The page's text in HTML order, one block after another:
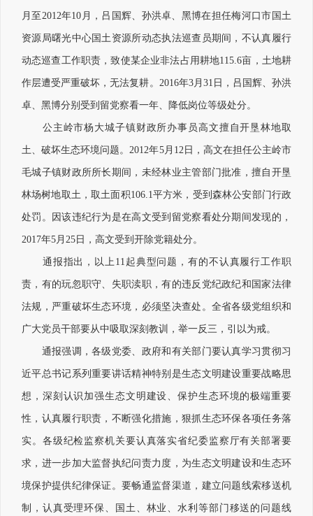
月至2012年10月，吕国辉、孙洪卓、黑博在担任梅河口市国土
资源局曙光中心国土资源所动态执法巡查员期间，不认真履行
动态巡查工作职责，致使某企业非法占用耕地115.6亩，土地耕
作层遭受严重破坏，无法复耕。2016年3月31日，吕国辉、孙洪
卓、黑博分别受到留党察看一年、降低岗位等级处分。
公主岭市杨大城子镇财政所办事员高文擅自开垦林地取
土、破坏生态环境问题。2012年5月12日，高文在担任公主岭市
毛城子镇财政所所长期间，未经林业主管部门批准，擅自开垦
林场树地取土，取土面积106.1平方米，受到森林公安部门行政
处罚。因该违纪行为是在高文受到留党察看处分期间发现的，
2017年5月25日，高文受到开除党籍处分。
通报指出，以上11起典型问题，有的不认真履行工作职
责，有的玩忽职守、失职渎职，有的违反党纪政纪和国家法律
法规，严重破坏生态环境，必须坚决查处。全省各级党组织和
广大党员干部要从中吸取深刻教训，举一反三，引以为戒。
通报强调，各级党委、政府和有关部门要认真学习贯彻习
近平总书记系列重要讲话精神特别是生态文明建设重要战略思
想，深刻认识加强生态文明建设、保护生态环境的极端重要
性，认真履行职责，不断强化措施，狠抓生态环保各项任务落
实。各级纪检监察机关要认真落实省纪委监察厅有关部署要
求，进一步加大监督执纪问责力度，为生态文明建设和生态环
境保护提供纪律保证。要畅通监督渠道，建立问题线索移送机
制，认真受理环保、国土、林业、水利等部门移送的问题线